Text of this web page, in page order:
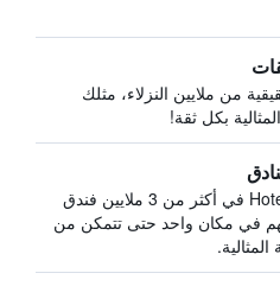
من ملايين النزلاء، مثلك
بكل ثقة!
يبحث HotelsCombined في أكثر من 3 ملايين فندق
في مكان واحد حتى تتمكن من